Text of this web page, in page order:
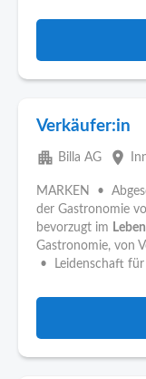
Verkäufer:in
apartment Billa AG place
MARKEN •
der Gastronomie
bevorzugt im
Gastronomie, von
• Leidenschaft für